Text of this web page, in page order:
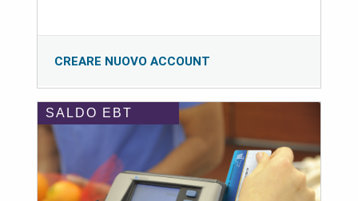
CREARE NUOVO ACCOUNT
SALDO EBT